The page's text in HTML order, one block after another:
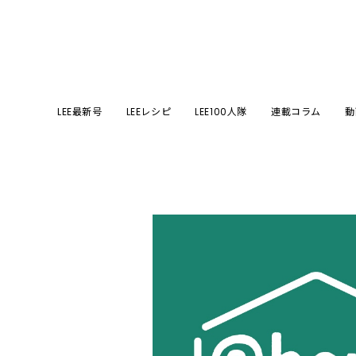
LEE最新号 LEEレシピ LEE100人隊 連載コラム